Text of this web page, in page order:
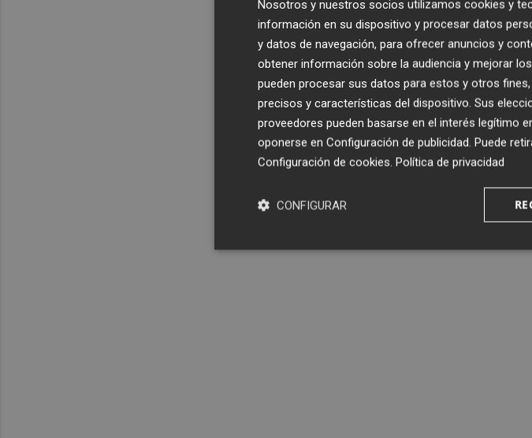
Nosotros y nuestros socios utilizamos cookies y
información en su dispositivo y procesar datos
y datos de navegación, para ofrecer anuncios y
obtener información sobre la audiencia y mejorar
pueden procesar sus datos para estos y otros
precisos y características del dispositivo. Sus
proveedores pueden basarse en el interés legítimo
oponerse en Configuración de publicidad. Puede
Configuración de cookies. Política de privacidad
CONFIGURAR